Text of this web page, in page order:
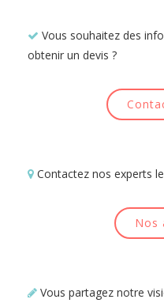
Vous souhaitez des
obtenir un devis ?
Contactez nos experts
Nos
Vous partagez notre